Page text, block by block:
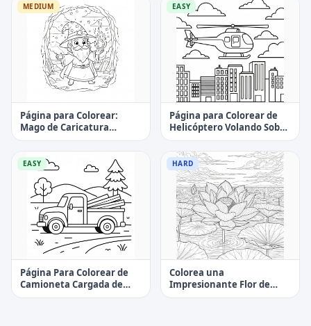
MEDIUM
Página para Colorear:
Mago de Caricatura
Invocando una Bola de
Fuego en una Cueva
EASY
Página para Colorear de
Helicóptero Volando Sobre
la Ciudad
EASY
Página Para Colorear de
Camioneta Cargada de
Madera Fácil y Sencilla
HARD
Colorea una
Impresionante Flor de
Loto en un estanque -